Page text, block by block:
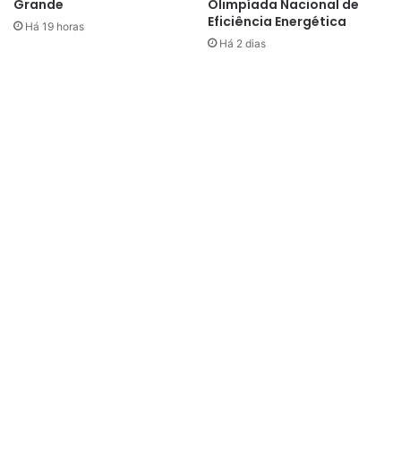
de Pesquisas Científicas e Tecnológicas do Estado do
Amapá (Iepa) será o responsável por validar as
Grande
Há 19 horas
Olimpíada Nacional de
Eficiência Energética
Há 2 dias